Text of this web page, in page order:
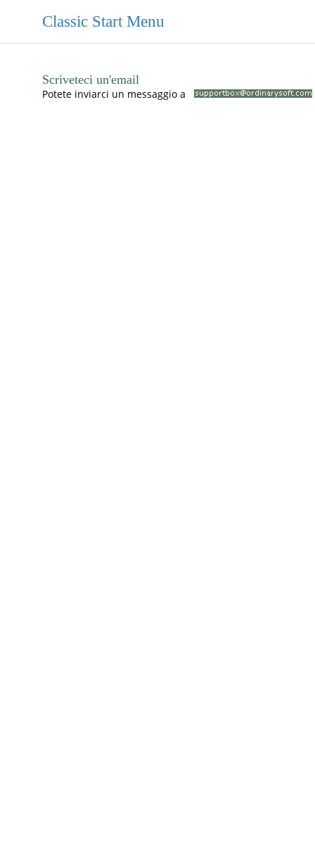
Classic Start Menu
Scriveteci un'email
Potete inviarci un messaggio a